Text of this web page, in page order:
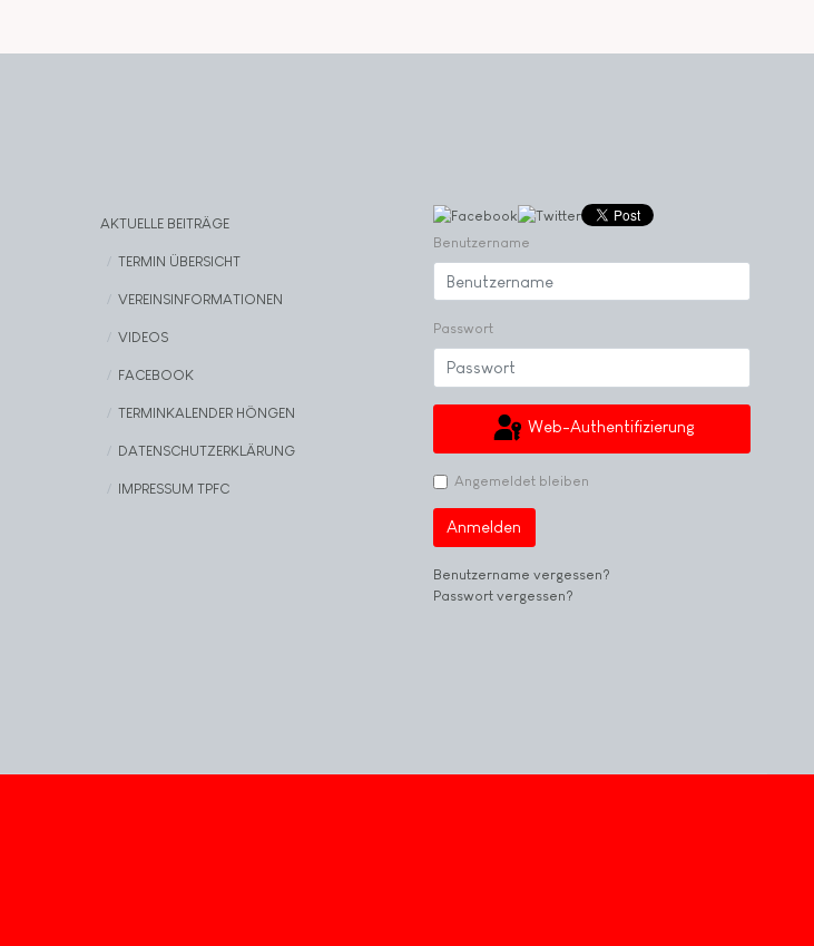
AKTUELLE BEITRÄGE
TERMIN ÜBERSICHT
VEREINSINFORMATIONEN
VIDEOS
FACEBOOK
TERMINKALENDER HÖNGEN
DATENSCHUTZERKLÄRUNG
IMPRESSUM TPFC
Benutzername
Passwort
Web-Authentifizierung
Angemeldet bleiben
Anmelden
Benutzername vergessen?
Passwort vergessen?